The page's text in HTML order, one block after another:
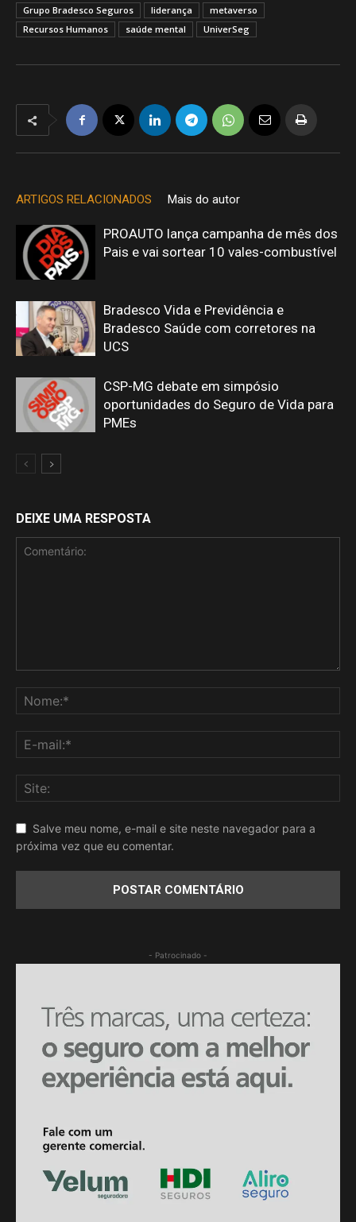
Grupo Bradesco Seguros liderança
metaverso
Recursos Humanos
saúde mental UniverSeg
ARTIGOS RELACIONADOS Mais do autor
PROAUTO lança campanha de mês dos
Pais e vai sortear 10 vales-combustível
Bradesco Vida e Previdência e
Bradesco Saúde com corretores na
UCS
CSP-MG debate em simpósio
oportunidades do Seguro de Vida para
PMEs
DEIXE UMA RESPOSTA
Salve meu nome, e-mail e site neste navegador para a
próxima vez que eu comentar.
- Patrocinado -